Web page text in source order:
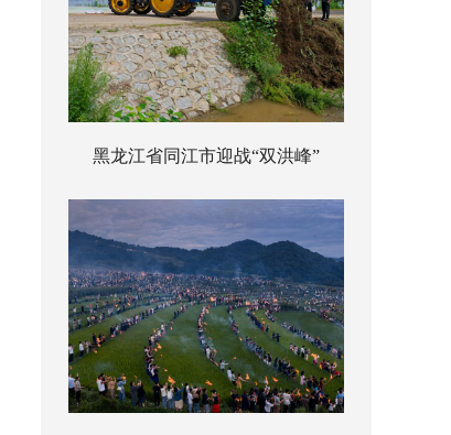
黑龙江省同江市迎战“双洪峰”